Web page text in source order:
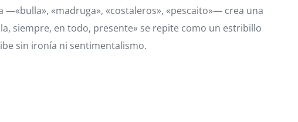
«madruga», «costaleros», «pescaito»— crea una
siempre, en todo, presente» se repite como un estribillo
sin ironía ni sentimentalismo.